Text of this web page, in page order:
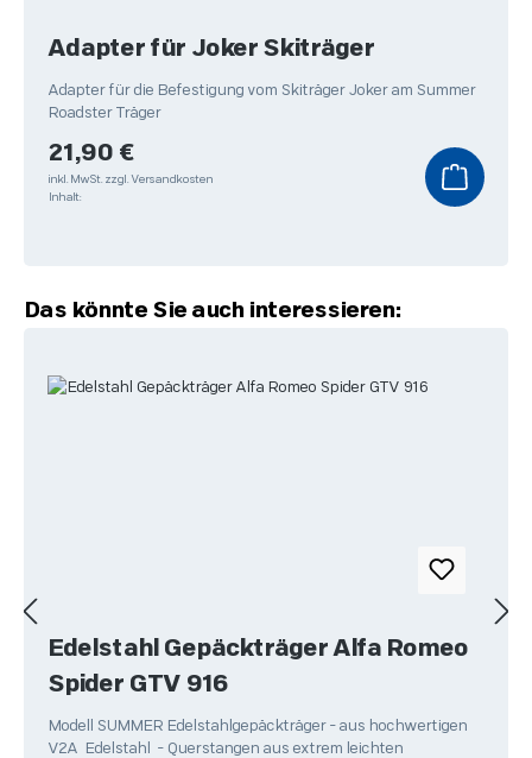
Adapter für Joker Skiträger
Adapter für die Befestigung vom Skiträger Joker am Summer
Roadster Träger
Regulärer Preis:
21,90 €
inkl. MwSt. zzgl. Versandkosten
Inhalt:
Produktgalerie überspringen
Das könnte Sie auch interessieren:
Edelstahl Gepäckträger Alfa Romeo
Spider GTV 916
Modell SUMMER Edelstahlgepäckträger - aus hochwertigen
V2A Edelstahl - Querstangen aus extrem leichten